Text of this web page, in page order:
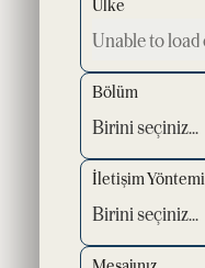
Ülke
Bölüm
İletişim Yöntemi